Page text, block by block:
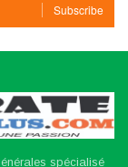
Subscribe
spécialisé